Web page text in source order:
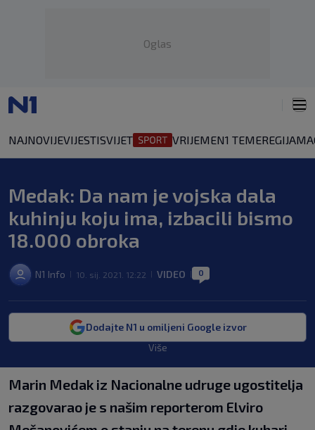
Oglas
NAJNOVIJEVIJESTISVIJET VRIJEMEN1 TEMEREGIJA
Medak: Da nam je vojska dala
kuhinju koju ima, izbacili bismo
18.000 obroka
N1 Info 10. sij. 2021. 12:22 VIDEO 0
Dodajte N1 u omiljeni Google izvor
Više
Marin Medak iz Nacionalne udruge ugostitelja
razgovarao je s našim reporterom Elviro